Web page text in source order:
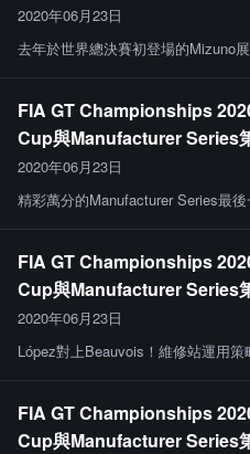
2020年06月23日
去年於世界總決賽初登場的Mizuno
FIA GT Championships
Cup與Manufacturer Series
2020年06月23日
精彩萬分的Manufacturer Series最後
FIA GT Championships
Cup與Manufacturer Series
2020年06月23日
López對上Beauvois！維修站運用策
FIA GT Championships
Cup與Manufacturer Series